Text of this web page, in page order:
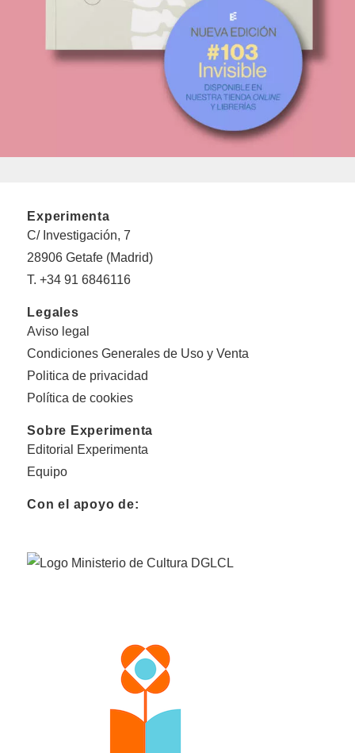
Experimenta
C/ Investigación, 7
28906 Getafe (Madrid)
T. +34 91 6846116
Legales
Aviso legal
Condiciones Generales de Uso y Venta
Politica de privacidad
Política de cookies
Sobre Experimenta
Editorial Experimenta
Equipo
Con el apoyo de: